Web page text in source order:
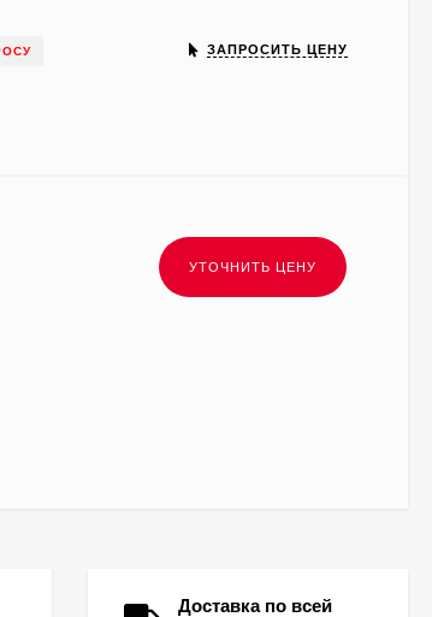
ЗАПРОСИТЬ ЦЕНУ
Доставка по всей